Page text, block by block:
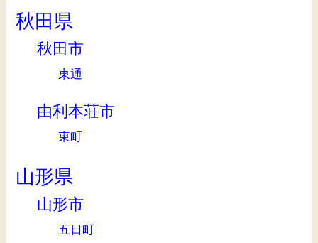
秋田県
秋田市
東通
由利本荘市
東町
山形県
山形市
五日町